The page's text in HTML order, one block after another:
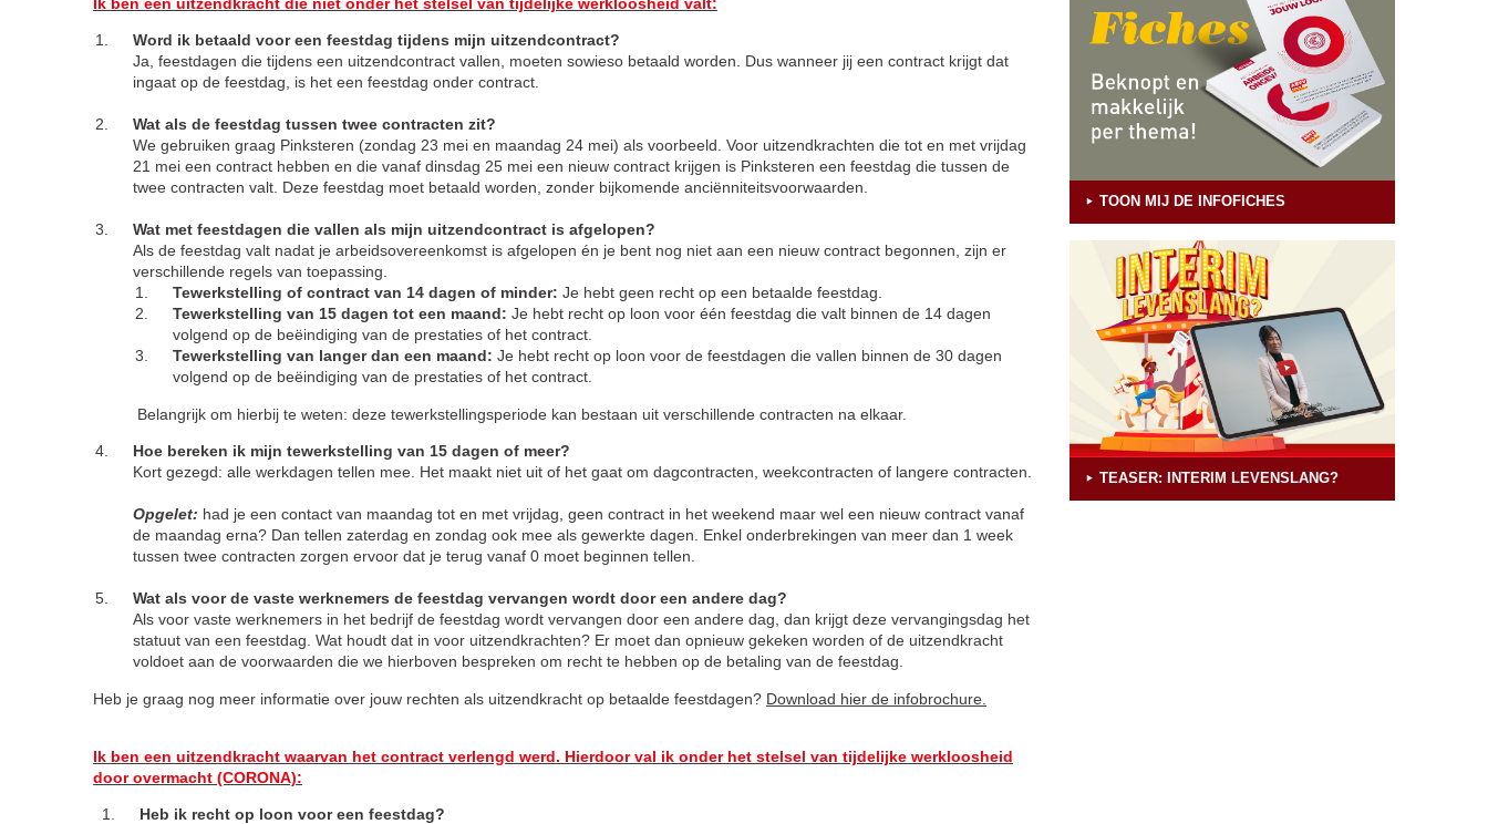
Word ik betaald voor een feestdag tijdens mijn uitzendcontract?
Ja, feestdagen die tijdens een uitzendcontract vallen, moeten sowieso betaald worden. Dus wanneer jij een contract krijgt dat
ingaat op de feestdag, is het een feestdag onder contract.
Wat als de feestdag tussen twee contracten zit?
We gebruiken graag Pinksteren (zondag 23 mei en maandag 24 mei) als voorbeeld. Voor uitzendkrachten die tot en met vrijdag
21 mei een contract hebben en die vanaf dinsdag 25 mei een nieuw contract krijgen is Pinksteren een feestdag die tussen de
twee contracten valt. Deze feestdag moet betaald worden, zonder bijkomende anciënniteitsvoorwaarden.
Wat met feestdagen die vallen als mijn uitzendcontract is afgelopen?
Als de feestdag valt nadat je arbeidsovereenkomst is afgelopen én je bent nog niet aan een nieuw contract begonnen, zijn er
verschillende regels van toepassing.
Tewerkstelling of contract van 14 dagen of minder: Je hebt geen recht op een betaalde feestdag.
Tewerkstelling van 15 dagen tot een maand: Je hebt recht op loon voor één feestdag die valt binnen de 14 dagen
volgend op de beëindiging van de prestaties of het contract.
Tewerkstelling van langer dan een maand: Je hebt recht op loon voor de feestdagen die vallen binnen de 30 dagen
volgend op de beëindiging van de prestaties of het contract.
Belangrijk om hierbij te weten: deze tewerkstellingsperiode kan bestaan uit verschillende contracten na elkaar.
Hoe bereken ik mijn tewerkstelling van 15 dagen of meer?
Kort gezegd: alle werkdagen tellen mee. Het maakt niet uit of het gaat om dagcontracten, weekcontracten of langere contracten.
Opgelet: had je een contact van maandag tot en met vrijdag, geen contract in het weekend maar wel een nieuw contract vanaf
de maandag erna? Dan tellen zaterdag en zondag ook mee als gewerkte dagen. Enkel onderbrekingen van meer dan 1 week
tussen twee contracten zorgen ervoor dat je terug vanaf 0 moet beginnen tellen.
Wat als voor de vaste werknemers de feestdag vervangen wordt door een andere dag?
Als voor vaste werknemers in het bedrijf de feestdag wordt vervangen door een andere dag, dan krijgt deze vervangingsdag het
statuut van een feestdag. Wat houdt dat in voor uitzendkrachten? Er moet dan opnieuw gekeken worden of de uitzendkracht
voldoet aan de voorwaarden die we hierboven bespreken om recht te hebben op de betaling van de feestdag.
Heb je graag nog meer informatie over jouw rechten als uitzendkracht op betaalde feestdagen? Download hier de infobrochure.
Ik ben een uitzendkracht waarvan het contract verlengd werd. Hierdoor val ik onder het stelsel van tijdelijke werkloosheid
door overmacht (CORONA):
Heb ik recht op loon voor een feestdag?
TOON MIJ DE INFOFICHES
TEASER: INTERIM LEVENSLANG?